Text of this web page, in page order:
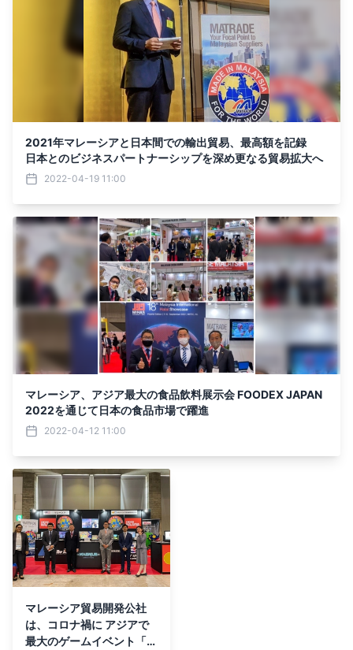
2021年マレーシアと日本間での輸出貿易、最高額を記録
日本とのビジネスパートナーシップを深め更なる貿易拡大へ
2022-04-19 11:00
マレーシア、アジア最大の食品飲料展示会 FOODEX JAPAN
2022を通じて日本の食品市場で躍進
2022-04-12 11:00
マレーシア貿易開発公社
は、コロナ禍に アジアで
最大のゲームイベント「東